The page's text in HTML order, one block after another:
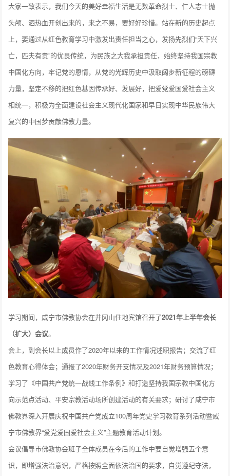
大家一致表示，我们今天的美好幸福生活是无数革命烈士、仁人志士抛
头颅、洒热血开创出来的，来之不易，要好好珍惜。站在新的历史起点
上，要通过从红色教育学习中激发出责任担当之心，发扬先烈们“天下兴
亡，匹夫有责”的优良传统，为民族之大我承担责任，始终坚持我国宗教
中国化方向，牢记党的恩情，从党的光辉历史中汲取阔步新征程的磅礴
力量，坚定不移的把红色基因传承好、发展好，把爱党爱国爱社会主义
相统一，积极为全面建设社会主义现代化国家和早日实现中华民族伟大
复兴的中国梦贡献佛教力量。
学习期间，咸宁市佛教协会在井冈山住地宾馆召开了2021年上半年会长
（扩大）会议。
会上，副会长以上成员作了2020年以来的工作情况述职报告；交流了红
色教育心得体会；通报了2020年财务开支情况及2021年财务预算情况；
学习了《中国共产党统一战线工作条例》和打造坚持我国宗教中国化方
向示范点活动、平安宗教活动场所创建活动的有关要求；研讨了咸宁市
佛教界深入开展庆祝中国共产党成立100周年党史学习教育系列活动暨咸
宁市佛教界“爱党爱国爱社会主义”主题教育活动计划。
会议倡导市佛教协会班子全体成员在今后的工作中要自觉增强五个意
识，即增强法治意识，严格按照全面依法治国的要求，自觉遵纪守法，